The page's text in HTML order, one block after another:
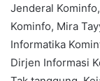
Jenderal
Kominfo, Mira
Informatika
Dirjen Informasi